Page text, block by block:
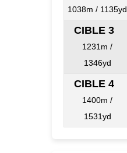
1038m / 1135yd
CIBLE 3
1231m /
1346yd
CIBLE 4
1400m /
1531yd